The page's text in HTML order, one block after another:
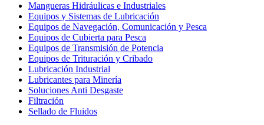
Mangueras Hidráulicas e Industriales
Equipos y Sistemas de Lubricación
Equipos de Navegación, Comunicación y Pesca
Equipos de Cubierta para Pesca
Equipos de Transmisión de Potencia
Equipos de Trituración y Cribado
Lubricación Industrial
Lubricantes para Minería
Soluciones Anti Desgaste
Filtración
Sellado de Fluidos